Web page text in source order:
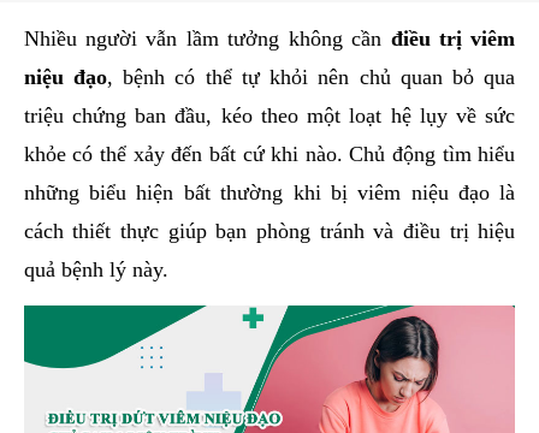
Nhiều người vẫn lầm tưởng không cần điều trị viêm
niệu đạo, bệnh có thể tự khỏi nên chủ quan bỏ qua
triệu chứng ban đầu, kéo theo một loạt hệ lụy về sức
khỏe có thể xảy đến bất cứ khi nào. Chủ động tìm hiểu
những biểu hiện bất thường khi bị viêm niệu đạo là
cách thiết thực giúp bạn phòng tránh và điều trị hiệu
quả bệnh lý này.